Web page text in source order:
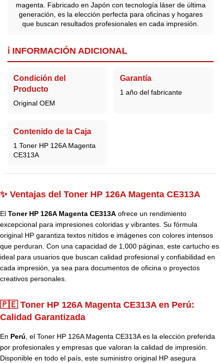
magenta. Fabricado en Japón con tecnología láser de última
generación, es la elección perfecta para oficinas y hogares
que buscan resultados profesionales en cada impresión.
ℹ️ INFORMACIÓN ADICIONAL
Condición del
Producto
Original OEM
Garantía
1 año del fabricante
Contenido de la Caja
1 Toner HP 126A Magenta
CE313A
✨ Ventajas del Toner HP 126A Magenta CE313A
El Toner HP 126A Magenta CE313A ofrece un rendimiento
excepcional para impresiones coloridas y vibrantes. Su fórmula
original HP garantiza textos nítidos e imágenes con colores intensos
que perduran. Con una capacidad de 1,000 páginas, este cartucho es
ideal para usuarios que buscan calidad profesional y confiabilidad en
cada impresión, ya sea para documentos de oficina o proyectos
creativos personales.
🇵🇪 Toner HP 126A Magenta CE313A en Perú:
Calidad Garantizada
En Perú , el Toner HP 126A Magenta CE313A es la elección preferida
por profesionales y empresas que valoran la calidad de impresión.
Disponible en todo el país, este suministro original HP asegura